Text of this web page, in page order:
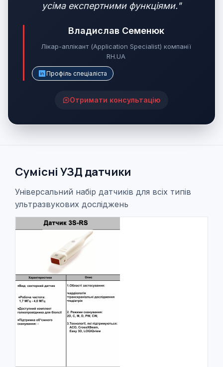
усіма експертними функціями."
Владислав Семенюк
Лікар-аплікант (Application Specialist) компанії
RH.UA
Профіль спеціаліста
Отримати консультацію
Сумісні УЗД датчики
Універсальний набір датчиків для всіх типів
ультразвукових досліджень